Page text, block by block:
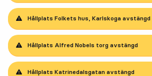
Hållplats Folkets hus, Karlskoga avstängd
Hållplats Alfred Nobels torg avstängd
Hållplats Katrinedalsgatan avstängd